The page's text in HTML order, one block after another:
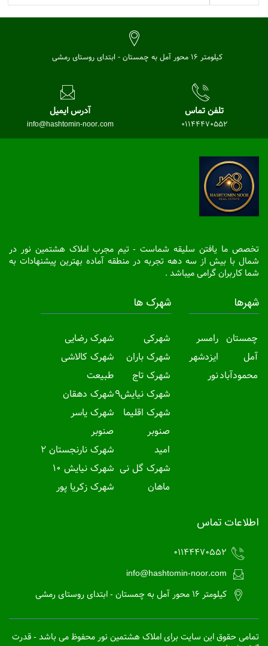
کیلومتر 16 محور آمل به چمستان - ابتدای روستای رمشی
تلفن تماس
01144470552
آدرس ایمیل
info@hashtomin-noor.com
تخصص ما یافتن سلیقه شماست - تیم مجرب املاک هشتمین نور در
شمال با بیش از سه دهه تجربه در منطقه آماده بهترین پیشنهادات به
شما کاربران گرامی میباشد .
شهرها
چمستان
آمل
محمودآباد
رامسر
ایزدشهر
نور
شهرک ها
شهرکی
شهرک باران
شهرک تاج
شهرک نیایش9
شهرک اقلیما
صنوبر
امید
شهرک گل نی
ماهان
شهرک رضایی
شهرک کالاشی
طبیعت
شهرک دهقان
شهرک یاسر
صنوبر
شهرک نارنجستان 2
شهرک نیایش 10
شهرک زکریا پور
اطلاعات تماس
01144470552
info@hashtomin-noor.com
کیلومتر 16 محور آمل به چمستان - ابتدای روستای رمشی
تمامی حقوق این سایت برای املاک هشتمین نور محفوظ می باشد - قدرت